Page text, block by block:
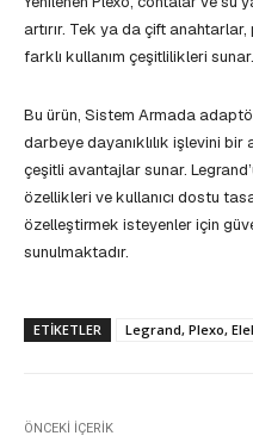
artırır. Tek ya da çift
farklı kullanım çeşitlilikleri sunar.
Bu ürün, Sistem Armada
darbeye dayanıklılık işlevini bir
çeşitli avantajlar sunar.
özellikleri ve kullanıcı dostu
özelleştirmek isteyenler için
sunulmaktadır.
ETIKETLER Legrand, Plexo,
ÖNCEKI İÇERIK